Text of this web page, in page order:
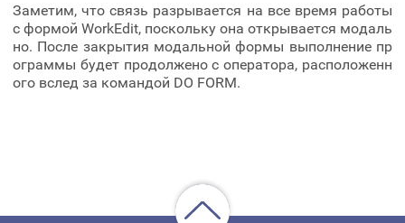
Заметим, что связь разрывается на все время работы
с формой WorkEdit, поскольку она открывается модаль
но. После закрытия модальной формы выполнение пр
ограммы будет продолжено с оператора, расположенн
ого вслед за командой DO FORM.